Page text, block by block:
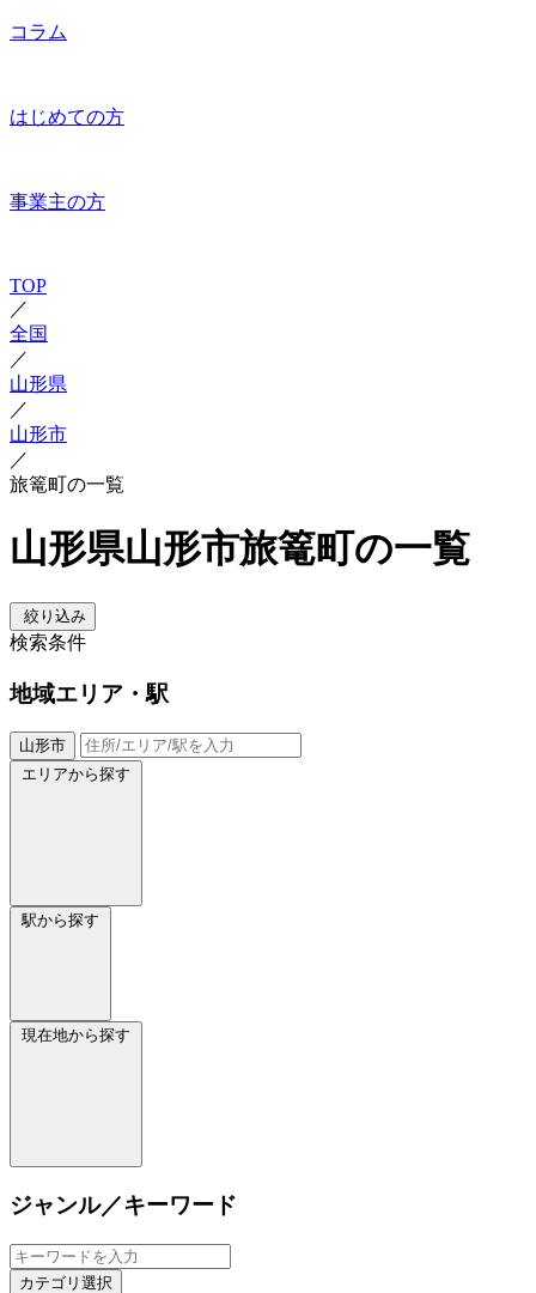
コラム
はじめての方
事業主の方
TOP
／
全国
／
山形県
／
山形市
／
旅篭町の一覧
山形県山形市旅篭町の一覧
絞り込み
検索条件
地域エリア・駅
山形市
エリアから探す
駅から探す
現在地から探す
ジャンル／キーワード
カテゴリ選択